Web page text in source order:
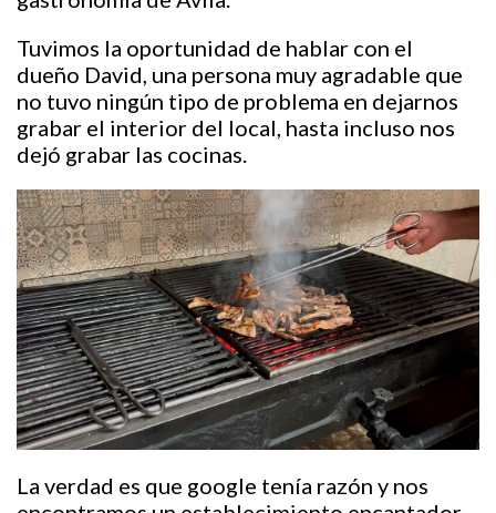
Tuvimos la oportunidad de hablar con el
dueño David, una persona muy agradable que
no tuvo ningún tipo de problema en dejarnos
grabar el interior del local, hasta incluso nos
dejó grabar las cocinas.
La verdad es que google tenía razón y nos